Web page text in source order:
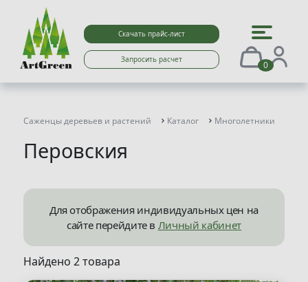
Скачать прайс-лист
Запросить расчет 0
Саженцы деревьев и растений Каталог Многолетники
Перовския
Для отображения индивидуальных цен на
сайте перейдите в Личный кабинет
Найдено 2 товара